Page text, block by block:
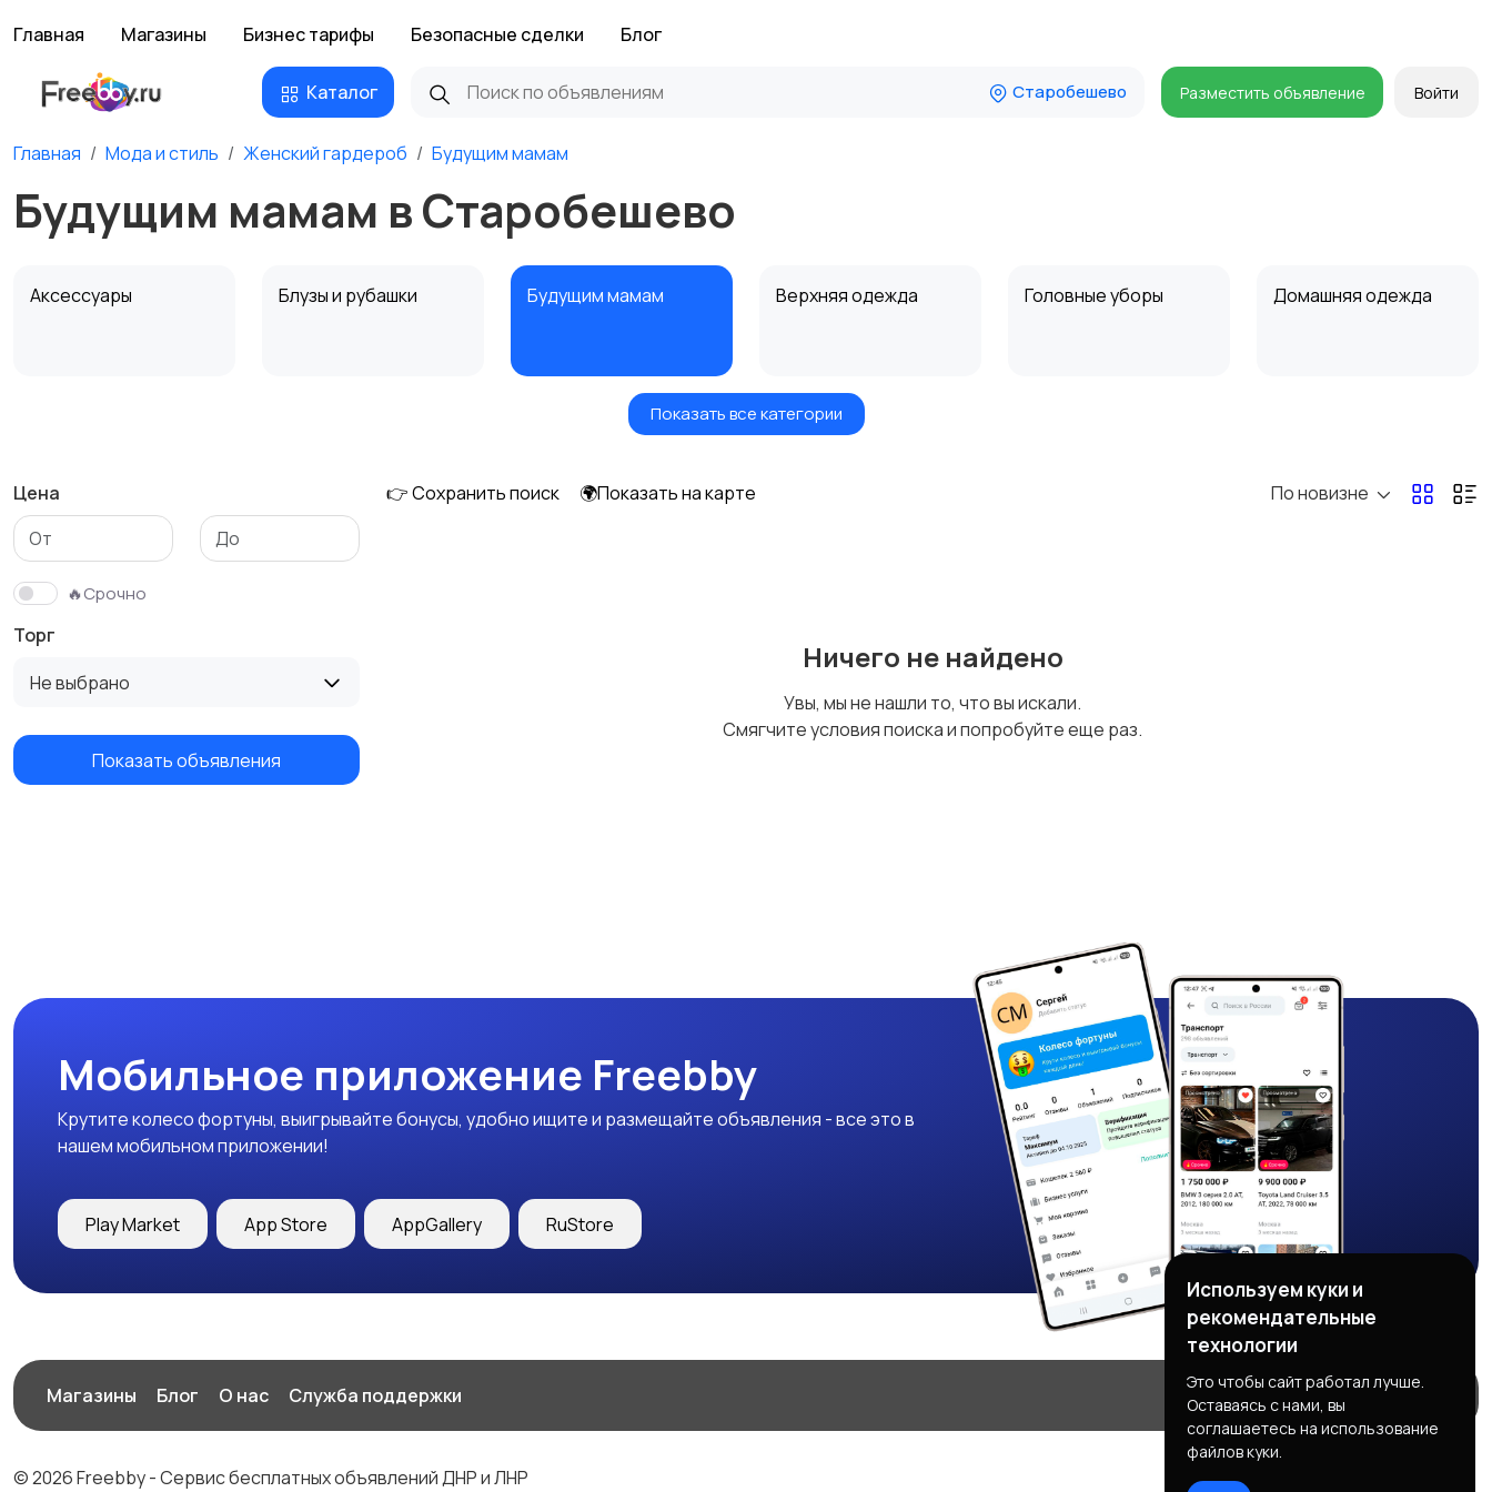
Главная Магазины Бизнес тарифы Безопасные сделки Блог
Каталог Старобешево Разместить объявление Войти
Главная Мода и стиль Женский гардероб Будущим мамам
Будущим мамам в Старобешево
Аксессуары Блузы и рубашки Будущим мамам Верхняя одежда Головные уборы Домашняя одежда
Нижнее белье Обувь
Трикотаж Спортивная одежда
Показать все категории
Цена
🔥Срочно
Торг
Не выбрано
Показать объявления
👉 Сохранить поиск 🌍Показать на карте По новизне
Ничего не найдено
Увы, мы не нашли то, что вы искали.
Смягчите условия поиска и попробуйте еще раз.
Мобильное приложение Freebby
Крутите колесо фортуны, выигрывайте бонусы, удобно ищите и размещайте объявления - все это в
нашем мобильном приложении!
Play Market App Store AppGallery RuStore
Магазины Блог О нас Служба поддержки
© 2026 Freebby - Сервис бесплатных объявлений ДНР и ЛНР
Используем куки и
рекомендательные
технологии
Это чтобы сайт работал лучше.
Оставаясь с нами, вы
соглашаетесь на использование
файлов куки.